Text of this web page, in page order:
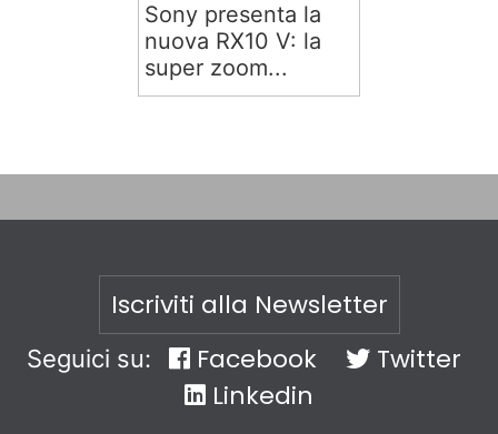
Sony presenta la
nuova RX10 V: la
super zoom...
Iscriviti alla Newsletter
Seguici su: Facebook
Twitter
Linkedin